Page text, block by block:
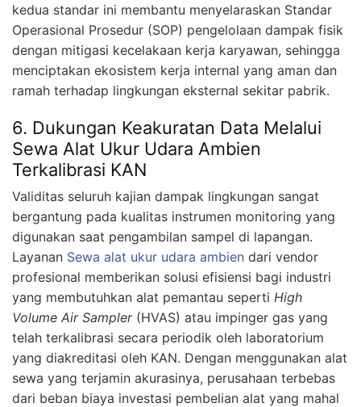
kedua standar ini membantu menyelaraskan Standar
Operasional Prosedur (SOP) pengelolaan dampak fisik
dengan mitigasi kecelakaan kerja karyawan, sehingga
menciptakan ekosistem kerja internal yang aman dan
ramah terhadap lingkungan eksternal sekitar pabrik.
6. Dukungan Keakuratan Data Melalui
Sewa Alat Ukur Udara Ambien
Terkalibrasi KAN
Validitas seluruh kajian dampak lingkungan sangat
bergantung pada kualitas instrumen monitoring yang
digunakan saat pengambilan sampel di lapangan.
Layanan Sewa alat ukur udara ambien dari vendor
profesional memberikan solusi efisiensi bagi industri
yang membutuhkan alat pemantau seperti High
Volume Air Sampler(HVAS) atau impinger gas yang
telah terkalibrasi secara periodik oleh laboratorium
yang diakreditasi oleh KAN. Dengan menggunakan alat
sewa yang terjamin akurasinya, perusahaan terbebas
dari beban biaya investasi pembelian alat yang mahal